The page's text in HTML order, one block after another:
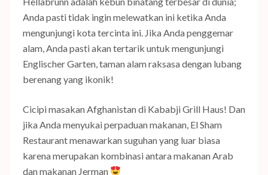
Anda pasti tidak ingin melewatkan ini ketika Anda
mengunjungi kota tercinta ini. Jika Anda penggemar
alam, Anda pasti akan tertarik untuk mengunjungi
Englischer Garten, taman alam raksasa dengan lubang
berenang yang ikonik!
Cicipi masakan Afghanistan di Kababji Grill Haus! Dan
jika Anda menyukai perpaduan makanan, El Sham
Restaurant menawarkan suguhan yang luar biasa
karena merupakan kombinasi antara makanan Arab
dan makanan Jerman